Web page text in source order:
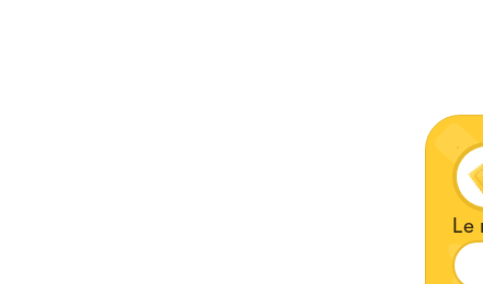
Le